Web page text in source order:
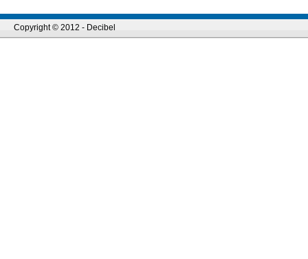
Copyright © 2012 - Decibel